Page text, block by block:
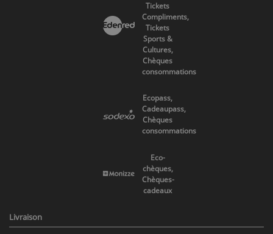
Tickets
Compliments,
Tickets
Sports &
Cultures,
Chèques
consommations
Ecopass,
Cadeaupass,
Chèques
consommations
Eco-
chèques,
Chèques-
cadeaux
Livraison